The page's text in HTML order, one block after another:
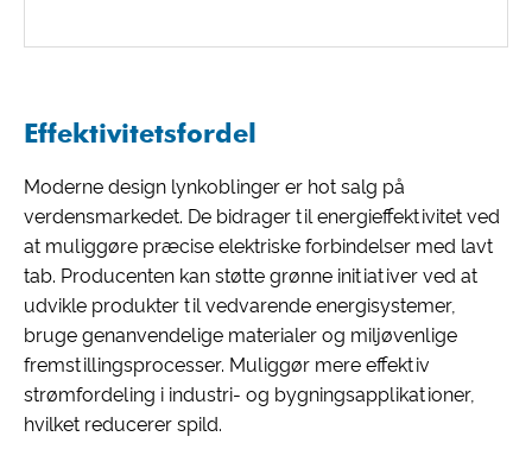
Effektivitetsfordel
Moderne design lynkoblinger er hot salg på
verdensmarkedet. De bidrager til energieffektivitet ved
at muliggøre præcise elektriske forbindelser med lavt
tab. Producenten kan støtte grønne initiativer ved at
udvikle produkter til vedvarende energisystemer,
bruge genanvendelige materialer og miljøvenlige
fremstillingsprocesser. Muliggør mere effektiv
strømfordeling i industri- og bygningsapplikationer,
hvilket reducerer spild.